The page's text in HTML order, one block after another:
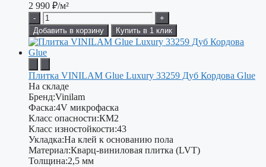
2 990 ₽/м²
-
+
Добавить в корзину
Купить в 1 клик
Плитка VINILAM Glue Luxury 33259 Дуб Кордова Glue
На складе
Бренд:Vinilam
Фаска:4V микрофаска
Класс опасности:КМ2
Класс изностойкости:43
Укладка:На клей к основанию пола
Материал:Кварц-виниловая плитка (LVT)
Толщина:2,5 мм